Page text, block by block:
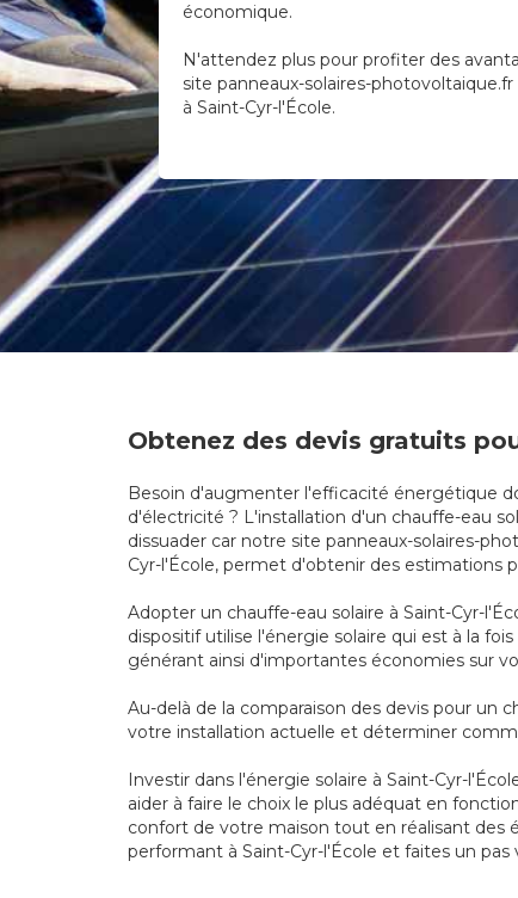
économique.
N'attendez plus pour profiter des
site panneaux-solaires-
à Saint-Cyr-l'École.
Obtenez des devis gratuits
Besoin d'augmenter l'efficacité énergétique
d'électricité ? L'installation d'un chauffe-eau
dissuader car notre site panneaux-solaires-
Cyr-l'École, permet d'obtenir des estimations
Adopter un chauffe-eau solaire à Saint-Cyr-
dispositif utilise l'énergie solaire qui est à la
générant ainsi d'importantes économies sur
Au-delà de la comparaison des devis pour un
votre installation actuelle et déterminer
Investir dans l'énergie solaire à Saint-Cyr-
aider à faire le choix le plus adéquat en
confort de votre maison tout en réalisant des
performant à Saint-Cyr-l'École et faites un pas